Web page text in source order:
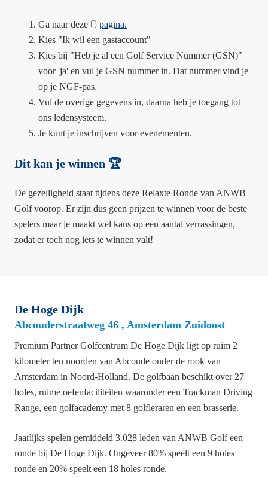
Ga naar deze 🖱️ pagina.
Kies "Ik wil een gastaccount"
Kies bij "Heb je al een Golf Service Nummer (GSN)"
voor 'ja' en vul je GSN nummer in. Dat nummer vind je
op je NGF-pas.
Vul de overige gegevens in, daarna heb je toegang tot
ons ledensysteem.
Je kunt je inschrijven voor evenementen.
Dit kan je winnen 🏆
De gezelligheid staat tijdens deze Relaxte Ronde van ANWB
Golf voorop. Er zijn dus geen prijzen te winnen voor de beste
spelers maar je maakt wel kans op een aantal verrassingen,
zodat er toch nog iets te winnen valt!
De Hoge Dijk
Abcouderstraatweg 46 , Amsterdam Zuidoost
Premium Partner Golfcentrum De Hoge Dijk ligt op ruim 2
kilometer ten noorden van Abcoude onder de rook van
Amsterdam in Noord-Holland. De golfbaan beschikt over 27
holes, ruime oefenfaciliteiten waaronder een Trackman Driving
Range, een golfacademy met 8 golfleraren en een brasserie.
Jaarlijks spelen gemiddeld 3.028 leden van ANWB Golf een
ronde bij De Hoge Dijk. Ongeveer 80% speelt een 9 holes
ronde en 20% speelt een 18 holes ronde.